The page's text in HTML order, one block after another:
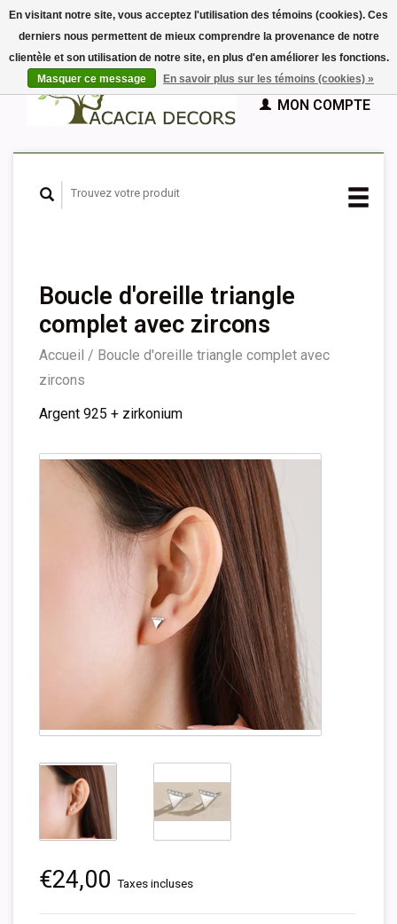
EUR
GBPFrançais
Nederlands
Español
PANIER (€0,00)
MON COMPTE
Boucle d'oreille triangle
complet avec zircons
Accueil / Boucle d'oreille triangle complet avec
zircons
Argent 925 + zirkonium
€24,00 Taxes incluses
En visitant notre site, vous acceptez l'utilisation des témoins (cookies). Ces
derniers nous permettent de mieux comprendre la provenance de notre
clientèle et son utilisation de notre site, en plus d'en améliorer les fonctions.
Masquer ce message
En savoir plus sur les témoins (cookies) »